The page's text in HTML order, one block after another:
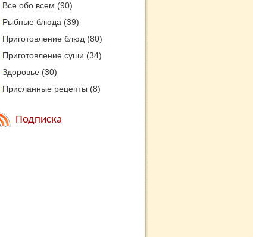
Все обо всем (90)
Рыбные блюда (39)
Приготовление блюд (80)
Приготовление суши (34)
Здоровье (30)
Присланные рецепты (8)
Подписка